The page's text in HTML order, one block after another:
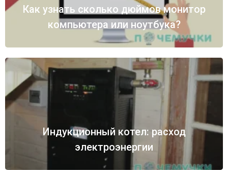
Как узнать сколько дюймов монитор
компьютера или ноутбука?
Индукционный котел: расход
электроэнергии